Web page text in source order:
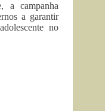
a campanha
a garantir
no